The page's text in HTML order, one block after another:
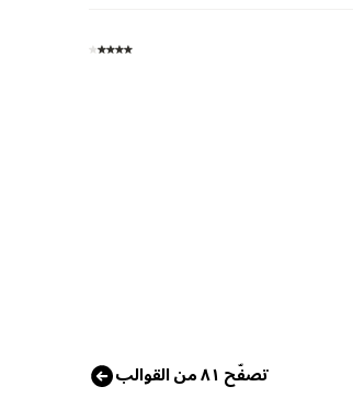
تصفّح ٨١ من القوالب